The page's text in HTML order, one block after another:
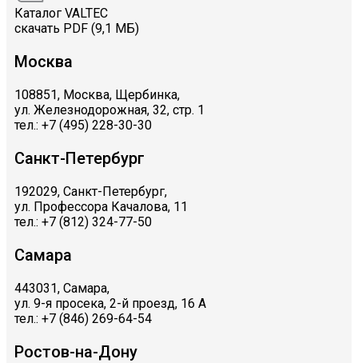
Каталог VALTEC
скачать PDF (9,1 МБ)
Москва
108851, Москва, Щербинка,
ул. Железнодорожная, 32, стр. 1
тел.: +7 (495) 228-30-30
Санкт-Петербург
192029, Санкт-Петербург,
ул. Профессора Качалова, 11
тел.: +7 (812) 324-77-50
Самара
443031, Самара,
ул. 9-я просека, 2-й проезд, 16 А
тел.: +7 (846) 269-64-54
Ростов-на-Дону